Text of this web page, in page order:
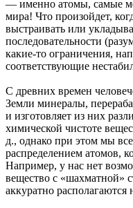
— именно атомы, самые
мира! Что произойдет,
выстраивать или
последовательности
какие-то ограничения,
соответствующие
С древних времен
Земли минералы,
и изготовляет из них
химической чистоте
д., однако при этом мы
распределением атомов,
Например, у нас нет
вещество с «шахматной»
аккуратно располагаются